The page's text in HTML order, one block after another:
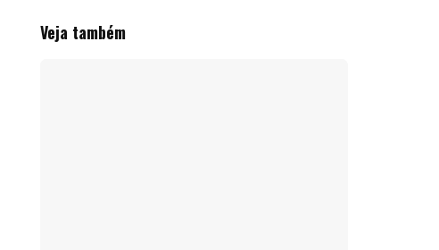
Veja também